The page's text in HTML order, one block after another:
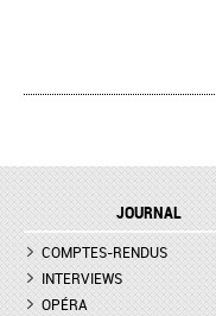
JOURNAL
COMPTES-RENDUS
INTERVIEWS
OPÉRA